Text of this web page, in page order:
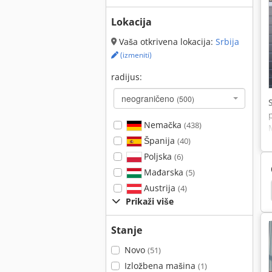
Lokacija
Vaša otkrivena lokacija: Srbija
(izmeniti)
radijus:
neograničeno (500)
Nemačka (438)
Španija (40)
Poljska (6)
Mađarska (5)
Austrija (4)
Prikaži više
Stanje
Novo (51)
Izložbena mašina (1)
Lupajmo Formiranje Mašina Zaptivanje Mašina